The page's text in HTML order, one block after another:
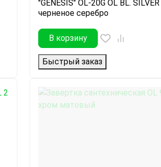
"GENESIS" OL-20G OL BL. SILVER
черненое серебро
В корзину
Быстрый заказ